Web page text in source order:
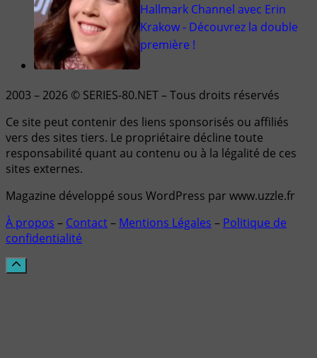
Hallmark Channel avec Erin
Krakow - Découvrez la double
première !
2003 – 2026 © SERIES-80.NET – Tous droits réservés
Ce site peut contenir des liens sponsorisés ou affiliés
vers des sites tiers. Le propriétaire décline toute
responsabilité quant au contenu ou à la légalité de ces
sites externes.
Magazine développé sous WordPress par www.uzzle.fr
À propos – Contact– Mentions Légales – Politique de
confidentialité